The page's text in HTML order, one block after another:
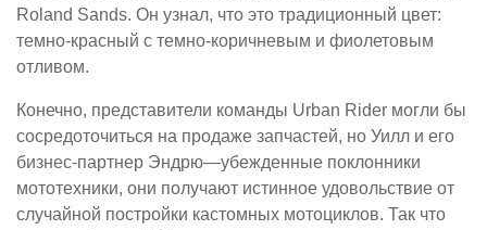
Roland Sands. Он узнал, что это традиционный цвет:
темно-красный с темно-коричневым и фиолетовым
отливом.
Конечно, представители команды Urban Rider могли бы
сосредоточиться на продаже запчастей, но Уилл и его
бизнес-партнер Эндрю—убежденные поклонники
мототехники, они получают истинное удовольствие от
случайной постройки кастомных мотоциклов. Так что